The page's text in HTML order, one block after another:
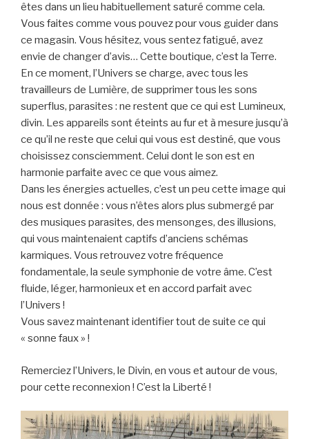
êtes dans un lieu habituellement saturé comme cela.
Vous faites comme vous pouvez pour vous guider dans
ce magasin. Vous hésitez, vous sentez fatigué, avez
envie de changer d’avis… Cette boutique, c’est la Terre.
En ce moment, l’Univers se charge, avec tous les
travailleurs de Lumière, de supprimer tous les sons
superflus, parasites : ne restent que ce qui est Lumineux,
divin. Les appareils sont éteints au fur et à mesure jusqu’à
ce qu’il ne reste que celui qui vous est destiné, que vous
choisissez consciemment. Celui dont le son est en
harmonie parfaite avec ce que vous aimez.
Dans les énergies actuelles, c’est un peu cette image qui
nous est donnée : vous n’êtes alors plus submergé par
des musiques parasites, des mensonges, des illusions,
qui vous maintenaient captifs d’anciens schémas
karmiques. Vous retrouvez votre fréquence
fondamentale, la seule symphonie de votre âme. C’est
fluide, léger, harmonieux et en accord parfait avec
l’Univers !
Vous savez maintenant identifier tout de suite ce qui
« sonne faux » !
Remerciez l’Univers, le Divin, en vous et autour de vous,
pour cette reconnexion ! C’est la Liberté !